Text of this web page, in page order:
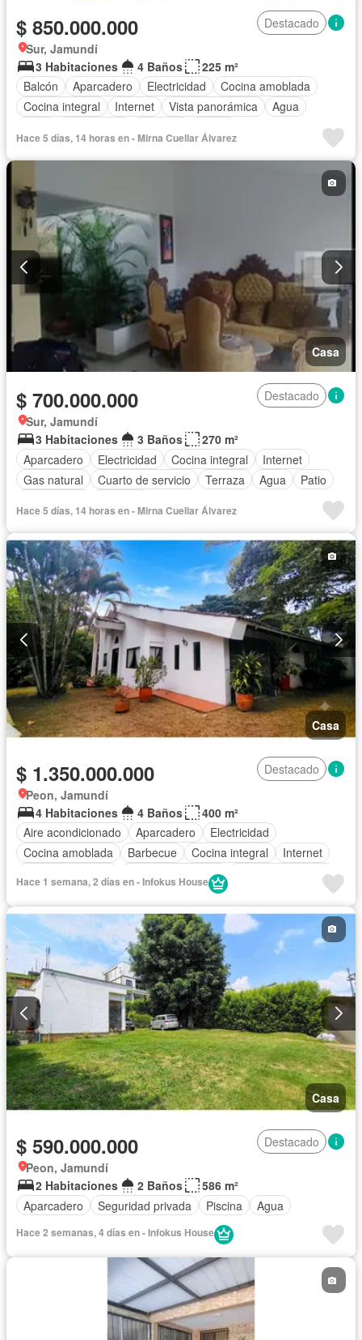
$ 850.000.000
Destacado
Sur, Jamundí
3 Habitaciones
4 Baños
225 m²
Balcón
Aparcadero Electricidad
Cocina amoblada
Cocina integral
Internet Vista panorámica
Agua
Caseta de vigilancia
Estudio Seguridad privada Piscina
Hace 5 días, 14 horas en - Mirna Cuellar Álvarez
Casa
$ 700.000.000
Destacado
Sur, Jamundí
3 Habitaciones
3 Baños
270 m²
Aparcadero
Electricidad Cocina integral
Internet
Gas natural
Cuarto de servicio Terraza Agua
Patio
Acceso para personas con discapacidad
Barbecue
Hace 5 días, 14 horas en - Mirna Cuellar Álvarez
Casa
$ 1.350.000.000
Destacado
Peon, Jamundí
4 Habitaciones
4 Baños
400 m²
Aire acondicionado
Aparcadero
Electricidad
Cocina amoblada
Barbecue Cocina integral
Internet
Seguridad privada
Cuarto de servicio
Hace 1 semana, 2 días en - Infokus House
Casa
$ 590.000.000
Destacado
Peon, Jamundí
2 Habitaciones
2 Baños
586 m²
Aparcadero
Seguridad privada Piscina Agua
Hace 2 semanas, 4 días en - Infokus House